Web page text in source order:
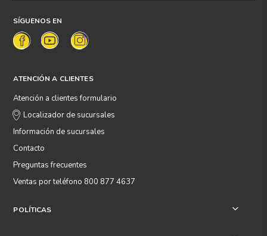
SÍGUENOS EN
ATENCIÓN A CLIENTES
Atención a clientes formulario
Localizador de sucursales
Información de sucursales
Contacto
Preguntas frecuentes
Ventas por teléfono 800 877 4637
POLÍTICAS +